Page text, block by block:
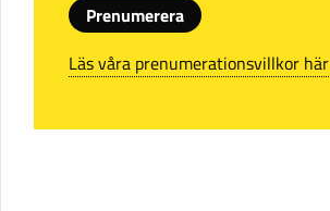
Prenumerera
Läs våra prenumerationsvillkor här